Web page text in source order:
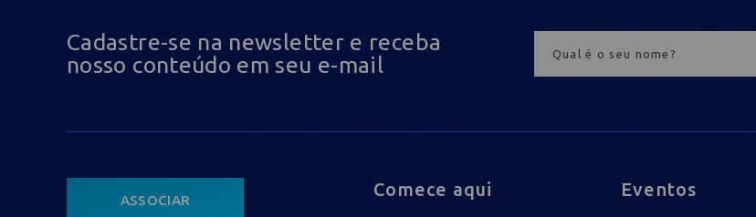
Cadastre-se na newsletter e receba
nosso conteúdo em seu e-mail
ASSOCIAR
Comece aqui Eventos